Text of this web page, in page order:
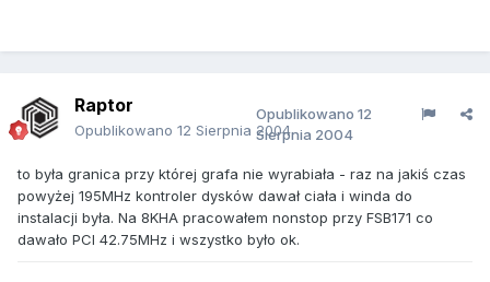
Raptor
Opublikowano 12 Sierpnia 2004
Opublikowano 12
Sierpnia 2004
to była granica przy której grafa nie wyrabiała - raz na jakiś czas
powyżej 195MHz kontroler dysków dawał ciała i winda do
instalacji była. Na 8KHA pracowałem nonstop przy FSB171 co
dawało PCI 42.75MHz i wszystko było ok.